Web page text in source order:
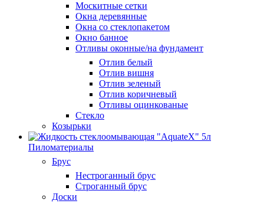
Москитные сетки
Окна деревянные
Окна со стеклопакетом
Окно банное
Отливы оконные/на фундамент
Отлив белый
Отлив вишня
Отлив зеленый
Отлив коричневый
Отливы оцинкованые
Стекло
Козырьки
Пиломатериалы
Брус
Нестроганный брус
Строганный брус
Доски